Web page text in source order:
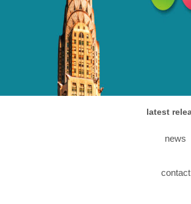
latest
news
contact